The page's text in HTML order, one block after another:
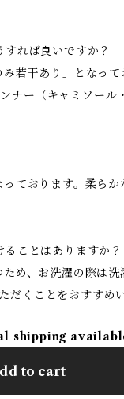
れば良いですか？
若干あり」となっ
ナー（キャミソール
ております。柔ら
ことはありますか？
め、お洗濯の際は
だくことをおすすめ
shipping
to cart